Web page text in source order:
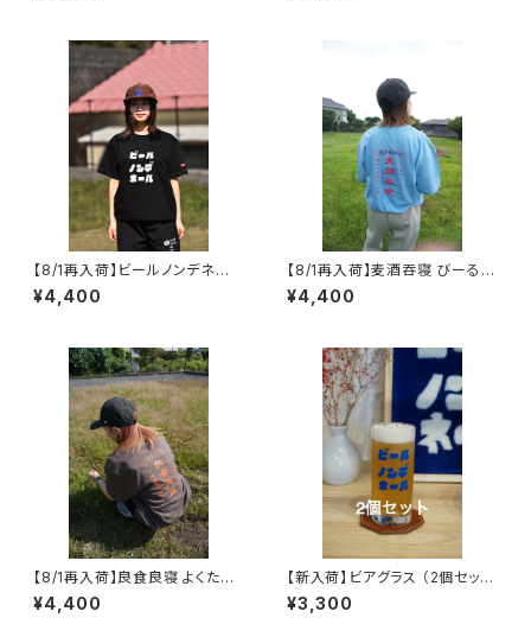
【8/1再入荷】ビールノンデネー
ル Tシャツ ブラックｘホワイト
¥4,400
【8/1再入荷】麦酒吞寝 びーるの
んでねーる Tシャツ サックス
¥4,400
【8/1再入荷】良食良寝 よくたべ
てよくねる Tシャツ チャコール
¥4,400
【新入荷】ビアグラス （2個セッ
ト） ビールノンデネール 麦酒 乾
杯 酔眠
¥3,300